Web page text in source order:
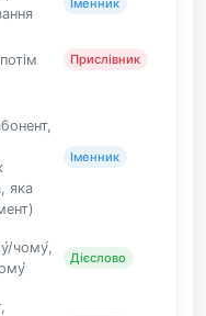
Іменник
Прислівник
яка
Іменник
чому́,
Дієслово